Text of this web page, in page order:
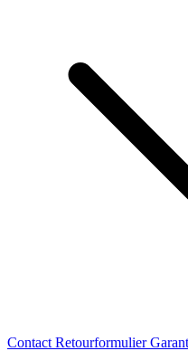
Contact Retourformulier